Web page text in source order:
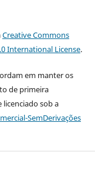
Creative Commons
International License.
em manter os
de primeira
sob a
SemDerivações